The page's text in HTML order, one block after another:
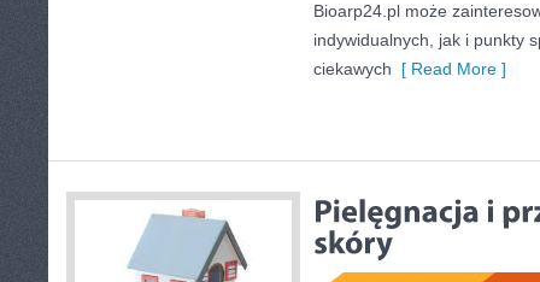
Bioarp24.pl może
indywidualnych, jak i punkty
ciekawych [ Read More ]